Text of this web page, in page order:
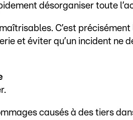
désorganiser toute
C’est
et éviter qu’un incident ne
causés à des tiers